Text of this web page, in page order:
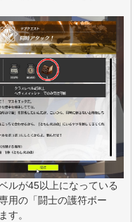
ルが45以上になっている
用の「闘士の護符ボー
す。